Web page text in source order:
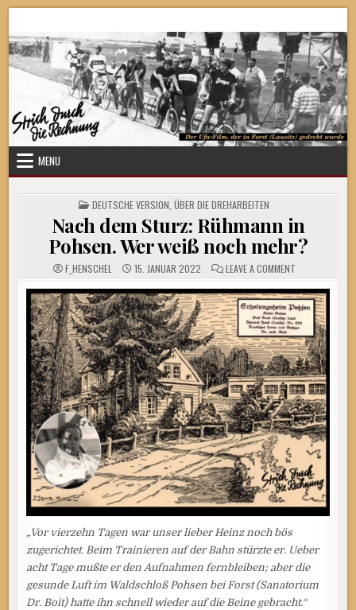
content
Strich durch die Rechnung
MENU
POSTED
IN
DEUTSCHE VERSION ÜBER DIE DREHARBEITEN
Nach dem Sturz: Rühmann in
Pohsen. Wer weiß noch mehr?
F_HENSCHEL 15. JANUAR 2022 LEAVE A COMMENTON
DEM
STURZ:
RÜHMANN
IN
POHSEN.
WER
WEISS N
OCH M
EHR?
„Vor vierzehn Tagen war unser lieber Heinz noch bös
zugerichtet. Beim Trainieren auf der Bahn stürzte er. Ueber
acht Tage mußte er den Aufnahmen fernbleiben; aber die
gesunde Luft im Waldschloß Pohsen bei Forst (Sanatorium
Dr. Boit) hatte ihn schnell wieder auf die Beine gebracht.“